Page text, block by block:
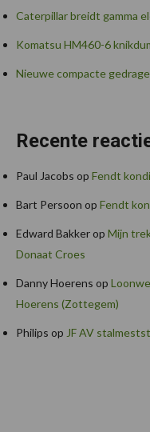
Caterpillar breidt gamma
Komatsu HM460-6
Nieuwe compacte
Recente
Paul Jacobs op Fendt
Bart Persoon op Fendt
Edward Bakkerop Mijn
Donaat Croes
Danny Hoerens op
Hoerens (Zottegem)
Philips op JF AV